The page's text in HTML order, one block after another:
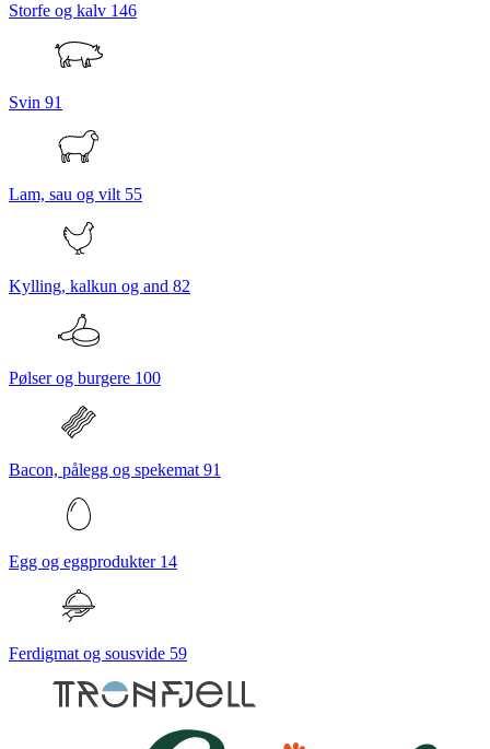
Storfe og kalv 146
Svin 91
Lam, sau og vilt 55
Kylling, kalkun og and 82
Pølser og burgere 100
Bacon, pålegg og spekemat 91
Egg og eggprodukter 14
Ferdigmat og sousvide 59